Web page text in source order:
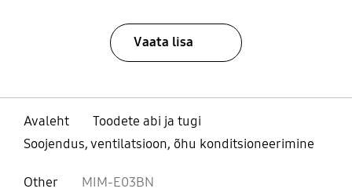
Vaata lisa
Avaleht
Toodete abi ja tugi
Soojendus, ventilatsioon, õhu konditsioneerimine
Other MIM-E03BN